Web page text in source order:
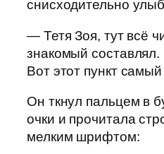
снисходительно
— Тетя Зоя, тут всё
знакомый
Вот этот пункт
Он ткнул пальцем в
очки и прочитала
мелким шрифтом: